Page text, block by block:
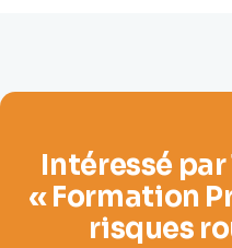
Intéressé
« Formation
risques